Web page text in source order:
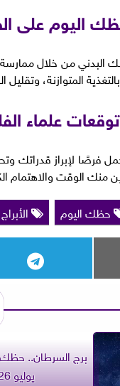
اليوم على
من خلال ممارسة
المتوازنة،
علماء
فرصًا لإبراز
منك الوقت والاهتمام
حظك اليوم الأبراج
يوليو 2026